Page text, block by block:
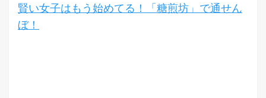
賢い女子はもう始めてる！「糖煎坊」で通せん
ぼ！